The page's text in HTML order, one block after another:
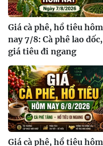
Giá cà phê, hồ tiêu hôm
nay 7/8: Cà phê lao dốc,
giá tiêu đi ngang
Giá cà phê, hồ tiêu hôm